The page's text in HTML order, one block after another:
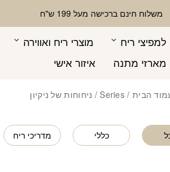
משלוח חינם ברכישה מעל 199 ש"ח
למפיצי ריח מוצרי ריח ואווירה
מארזי מתנה
איזור אישי
הבית / Series / ניחוחות של ניקיון
כללי מדריכי ריח